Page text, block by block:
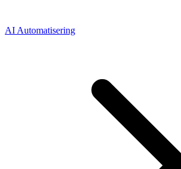
AI Automatisering